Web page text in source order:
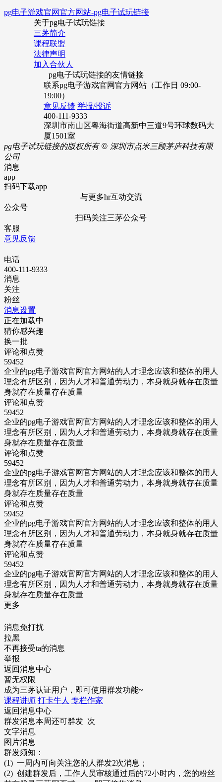
pg电子游戏官网官方网站-pg电子试玩链接
关于pg电子试玩链接
三茅简介
课程联盟
法律声明
加入合伙人
pg电子试玩链接的友情链接
联系pg电子游戏官网官方网站（工作日 09:00-
19:00）
意见反馈 举报/投诉
400-111-9333
深圳市南山区粤海街道高新中三道9号环球数码大
厦1501室
pg电子试玩链接的版权所有 © 深圳市点米三顾茅庐科技有限
公司
消息
app
扫码下载app
与更多hr互动交流
公众号
扫码关注三茅公众号
客服
意见反馈
电话
400-111-9333
消息
关注
粉丝
消息设置
正在加载中
猜你感兴趣
换一批
评论和点赞
59452
企业的pg电子游戏官网官方网站的人才理念应该和整体的用人
理念有所区别，因为人才和普通劳动力，本身就身就存在质量
身就存在质量存在质量
评论和点赞
59452
企业的pg电子游戏官网官方网站的人才理念应该和整体的用人
理念有所区别，因为人才和普通劳动力，本身就身就存在质量
身就存在质量存在质量
评论和点赞
59452
企业的pg电子游戏官网官方网站的人才理念应该和整体的用人
理念有所区别，因为人才和普通劳动力，本身就身就存在质量
身就存在质量存在质量
评论和点赞
59452
企业的pg电子游戏官网官方网站的人才理念应该和整体的用人
理念有所区别，因为人才和普通劳动力，本身就身就存在质量
身就存在质量存在质量
评论和点赞
59452
企业的pg电子游戏官网官方网站的人才理念应该和整体的用人
理念有所区别，因为人才和普通劳动力，本身就身就存在质量
身就存在质量存在质量
更多
消息免打扰
拉黑
不再接受ta的消息
举报
返回消息中心
暂无权限
成为三茅认证用户，即可使用群发功能~
课程讲师 打卡牛人 专栏作家
返回消息中心
群发消息本周还可群发 次
文字消息
图片消息
群发须知：
(1) 一周内可向关注您的人群发2次消息；
(2) 创建群发后，工作人员审核通过后的72小时内，您的粉丝